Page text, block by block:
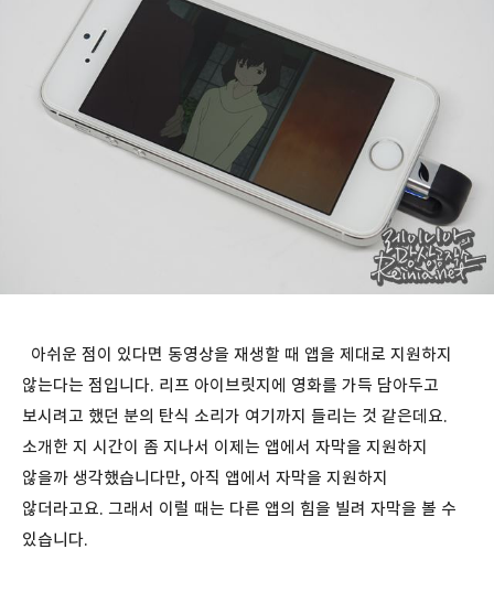
아쉬운 점이 있다면 동영상을 재생할 때 앱을 제대로 지원하지
않는다는 점입니다. 리프 아이브릿지에 영화를 가득 담아두고
보시려고 했던 분의 탄식 소리가 여기까지 들리는 것 같은데요.
소개한 지 시간이 좀 지나서 이제는 앱에서 자막을 지원하지
않을까 생각했습니다만, 아직 앱에서 자막을 지원하지
않더라고요. 그래서 이럴 때는 다른 앱의 힘을 빌려 자막을 볼 수
있습니다.